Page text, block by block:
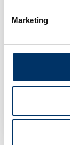
Marketingmeiner